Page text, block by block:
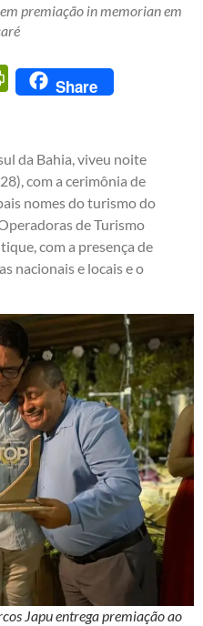
premiação in memorian em
PrintFriendly
Share
da Bahia, viveu noite
com a cerimônia de
nomes do turismo do
de Turismo
com a presença de
nacionais e locais e o
Japu entrega premiação ao